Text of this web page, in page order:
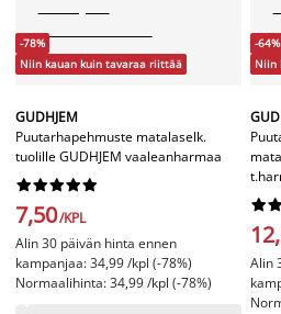
-78%
Niin kauan kuin tavaraa riittää
GUDHJEM
Puutarhapehmuste matalaselk.
tuolille GUDHJEM vaaleanharmaa






7,50/KPL
Alin 30 päivän hinta ennen
kampanjaa: 34,99 /kpl (-78%)
Normaalihinta: 34,99 /kpl (-78%)
-64%
Niin


Alin